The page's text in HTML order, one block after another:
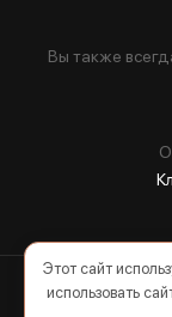
Вы также
Этот сайт
использовать